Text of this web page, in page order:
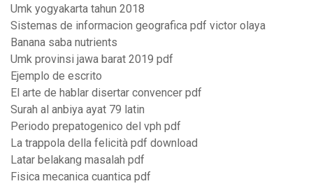
Umk yogyakarta tahun 2018
Sistemas de informacion geografica pdf victor olaya
Banana saba nutrients
Umk provinsi jawa barat 2019 pdf
Ejemplo de escrito
El arte de hablar disertar convencer pdf
Surah al anbiya ayat 79 latin
Periodo prepatogenico del vph pdf
La trappola della felicità pdf download
Latar belakang masalah pdf
Fisica mecanica cuantica pdf